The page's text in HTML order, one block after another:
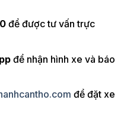
để được tư vấn trực
để nhận hình xe và báo
để đặt xe